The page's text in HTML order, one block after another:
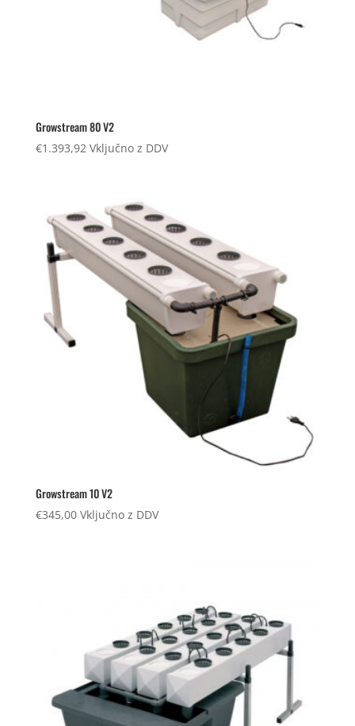
Growstream 80 V2
€1.393,92 Vključno z DDV
Growstream 10 V2
€345,00 Vključno z DDV